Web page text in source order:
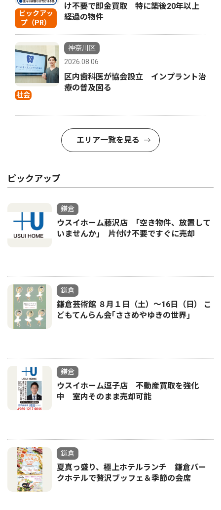
ピックアッ
プ（PR）
け不要で即金買取 特に築後20年以上
経過の物件
社会
神奈川区
2026.08.06
区内歯科医が協会設立 インプラント治
療の普及図る
エリア一覧を見る
ピックアップ
鎌倉
ウスイホーム藤沢店 ｢空き物件、放置して
いませんか｣ 片付け不要ですぐに売却
鎌倉
鎌倉芸術館 ８月１日（土）〜16日（日） こ
どもてんらん会｢ささめやゆきの世界｣
鎌倉
ウスイホーム逗子店 不動産買取を強化
中 室内そのまま売却可能
鎌倉
夏真っ盛り、極上ホテルランチ 鎌倉パー
クホテルで贅沢ブッフェ＆季節の会席